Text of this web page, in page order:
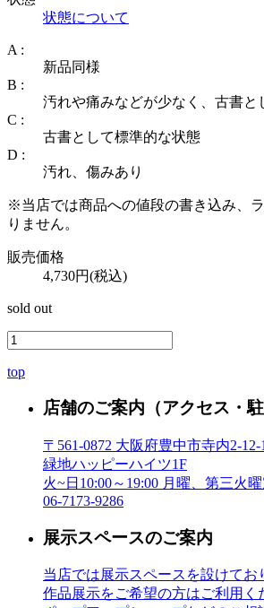
状態について
A :
新品同様
B :
汚れや痛みなどが少なく、古書と
C :
古書として標準的な状態
D :
汚れ、傷みあり
※当店では商品への値段の書き込み、
りません。
販売価格
4,730円(税込)
sold out
top
店舗のご案内 （アクセス・
〒561-0872 大阪府豊中市寺内2-12-1
緑地ハッピーハイツ1F
火~日10:00～19:00 月曜、第三火
06-7173-9286
展示スペースのご案内
当店では展示スペースを設けてお
作品展示をご希望の方はご利用く